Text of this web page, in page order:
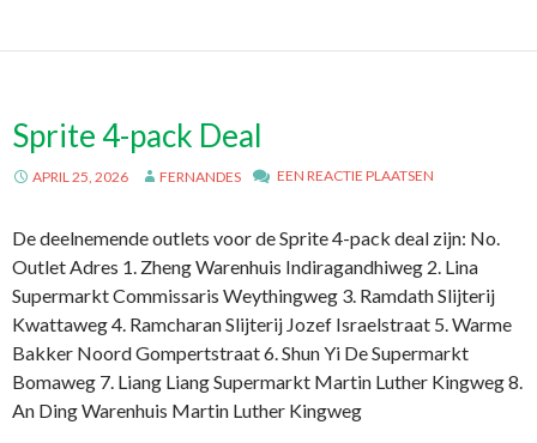
Sprite 4-pack Deal
APRIL 25, 2026 FERNANDES EEN REACTIE PLAATSEN
De deelnemende outlets voor de Sprite 4-pack deal zijn: No.
Outlet Adres 1. Zheng Warenhuis Indiragandhiweg 2. Lina
Supermarkt Commissaris Weythingweg 3. Ramdath Slijterij
Kwattaweg 4. Ramcharan Slijterij Jozef Israelstraat 5. Warme
Bakker Noord Gompertstraat 6. Shun Yi De Supermarkt
Bomaweg 7. Liang Liang Supermarkt Martin Luther Kingweg 8.
An Ding Warenhuis Martin Luther Kingweg